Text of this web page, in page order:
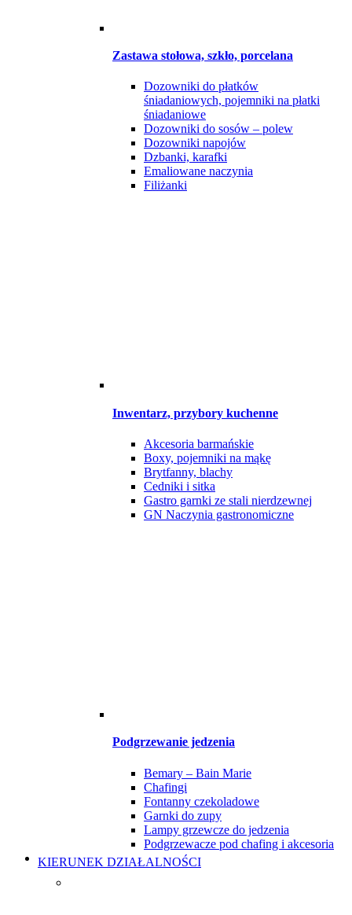
Zastawa stołowa, szkło, porcelana
Dozowniki do płatków
śniadaniowych, pojemniki na płatki
śniadaniowe
Dozowniki do sosów – polew
Dozowniki napojów
Dzbanki, karafki
Emaliowane naczynia
Filiżanki
Inwentarz, przybory kuchenne
Akcesoria barmańskie
Boxy, pojemniki na mąkę
Brytfanny, blachy
Cedniki i sitka
Gastro garnki ze stali nierdzewnej
GN Naczynia gastronomiczne
Podgrzewanie jedzenia
Bemary – Bain Marie
Chafingi
Fontanny czekoladowe
Garnki do zupy
Lampy grzewcze do jedzenia
Podgrzewacze pod chafing i akcesoria
KIERUNEK DZIAŁALNOŚCI